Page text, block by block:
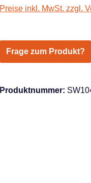
Preise inkl. MwSt. zzgl.
Frage zum Produkt?
Produktnummer: